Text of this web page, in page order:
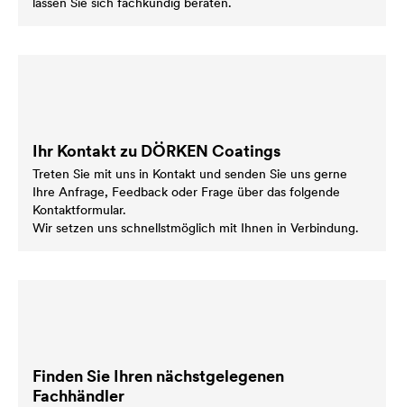
Ihr Kontakt zu DÖRKEN Coatings
Treten Sie mit uns in Kontakt und senden Sie uns gerne
Ihre Anfrage, Feedback oder Frage über das folgende
Kontaktformular.
Wir setzen uns schnellstmöglich mit Ihnen in Verbindung.
Finden Sie Ihren nächstgelegenen
Fachhändler